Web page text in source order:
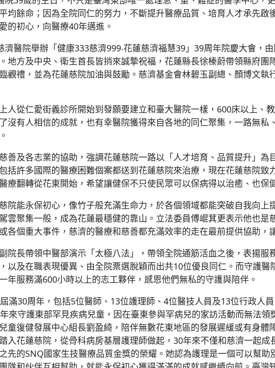
均餘命；因為全院同仁的努力，不斷提升醫療品質、培育人才承先
的初心，向醫療40年邁進。
濟醫院舉辦「健康333慈濟999‧花蓮慈濟福慧39」39周年院慶大會，
地方及中央、衛生首長皆捎來誠摯祝福，花蓮縣長徐榛蔚帶領縣府
觀禮，並為花蓮慈院加油與鼓勵。慈濟基金會林碧玉副總、顏博文
人從仁愛街義診所開始到發願要建立和臺大醫院一樣，600床以上、
沒有人相信的成就，也有幸醫院獲得來自各地的同仁聚集，一路無
善及各志業的協助，強調花蓮慈院一路以「人才培育、品質提升」
括許多國際的醫療困難個案都送到花蓮慈院來治療，現在花蓮慈院
療翻轉從花東開始，希望讓健保不只使民眾可以保病得以治癒、也保
院能永保初心，像竹子般充滿生命力，於各個領域都能突破自我向
雲聚集一般，成為花蓮最穩健的靠山。立法委員傅崐萁更表示他也
各個重大事件，慈濟的醫療和慈善都充滿效率的走在最前提供協助，
院長帶領中醫部演示「太極八法」，帶領全院通筋活血之後，表揚
以及在職表現優異、由全院票選脫穎而出共10位優良同仁。而守護
年服務滿600小時以上的志工夥伴，感恩他們無私的守護與陪伴。
滿30周年，包括5位醫師、13位護理師、4位醫技人員及13位行政人
來守護東部罕見疾病兒童，因在臺東參與罕病兒的家訪活動而無法
童復健發展中心組長劉盈綺，陪伴無數花東地區的發展遲緩或有身
入花蓮慈院，從骨科病房基層護理師做起，30年來不僅和慈濟一起
先的SNQ國家生技醫療品質金獎的榮耀。她認為護理是一個可以幫